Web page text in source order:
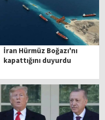
İran Hürmüz Boğazı'nı
kapattığını duyurdu